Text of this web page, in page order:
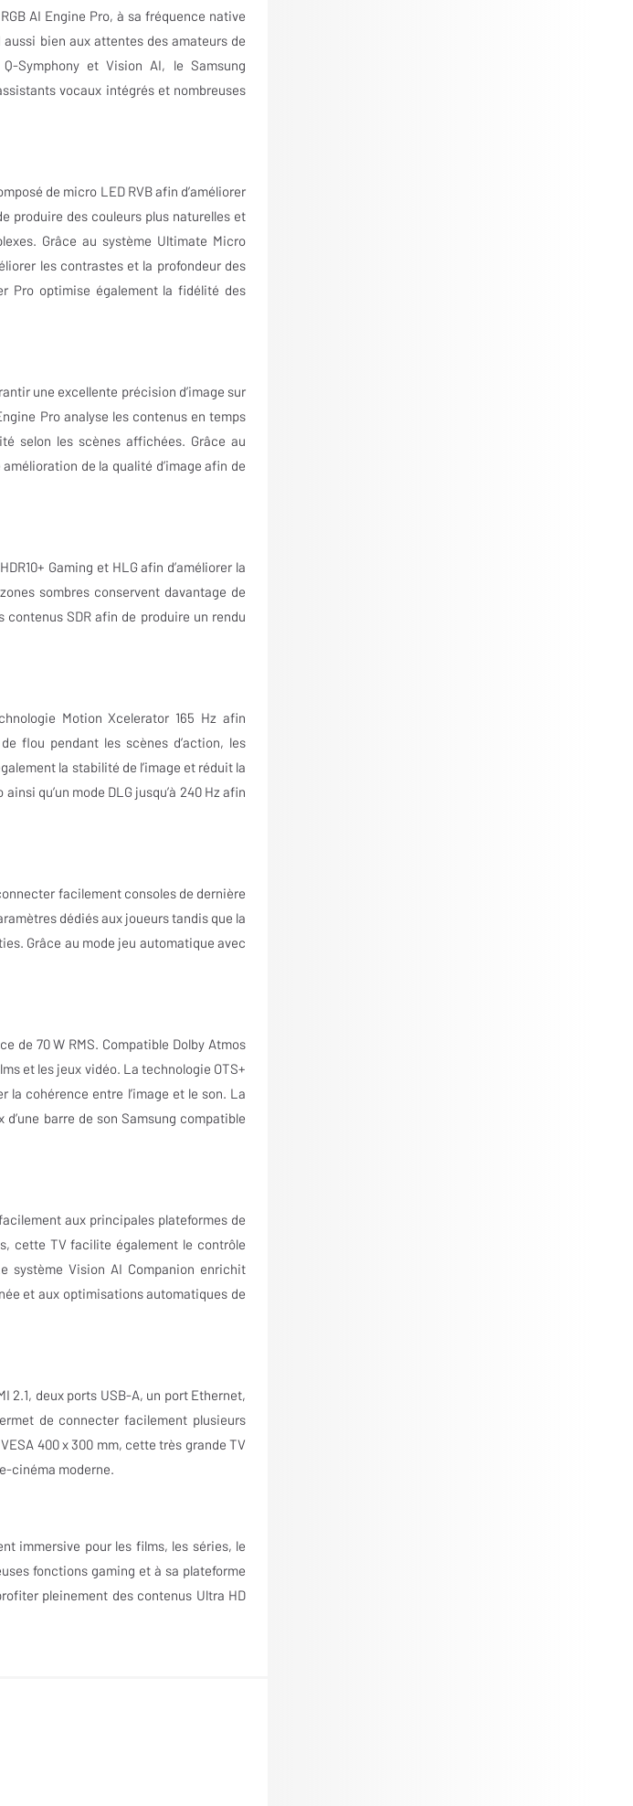
AI Engine Pro, à sa fréquence native
aussi bien aux attentes des amateurs de
Symphony et Vision AI, le Samsung
vocaux intégrés et nombreuses
de micro LED RVB afin d’améliorer
produire des couleurs plus naturelles et
Grâce au système Ultimate Micro
les contrastes et la profondeur des
Pro optimise également la fidélité des
une excellente précision d’image sur
Pro analyse les contenus en temps
selon les scènes affichées. Grâce au
de la qualité d’image afin de
Gaming et HLG afin d’améliorer la
sombres conservent davantage de
SDR afin de produire un rendu
Motion Xcelerator 165 Hz afin
flou pendant les scènes d’action, les
la stabilité de l’image et réduit la
qu’un mode DLG jusqu’à 240 Hz afin
facilement consoles de dernière
dédiés aux joueurs tandis que la
Grâce au mode jeu automatique avec
de 70 W RMS. Compatible Dolby Atmos
et les jeux vidéo. La technologie OTS+
la cohérence entre l’image et le son. La
barre de son Samsung compatible
aux principales plateformes de
cette TV facilite également le contrôle
système Vision AI Companion enrichit
et aux optimisations automatiques de
2.1, deux ports USB-A, un port Ethernet,
de connecter facilement plusieurs
400 x 300 mm, cette très grande TV
cinéma moderne.
immersive pour les films, les séries, le
fonctions gaming et à sa plateforme
pleinement des contenus Ultra HD